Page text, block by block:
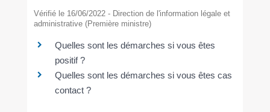
Vérifié le 16/06/2022 - Direction de l'information légale et
administrative (Première ministre)
Quelles sont les démarches si vous êtes
positif ?
Quelles sont les démarches si vous êtes cas
contact ?